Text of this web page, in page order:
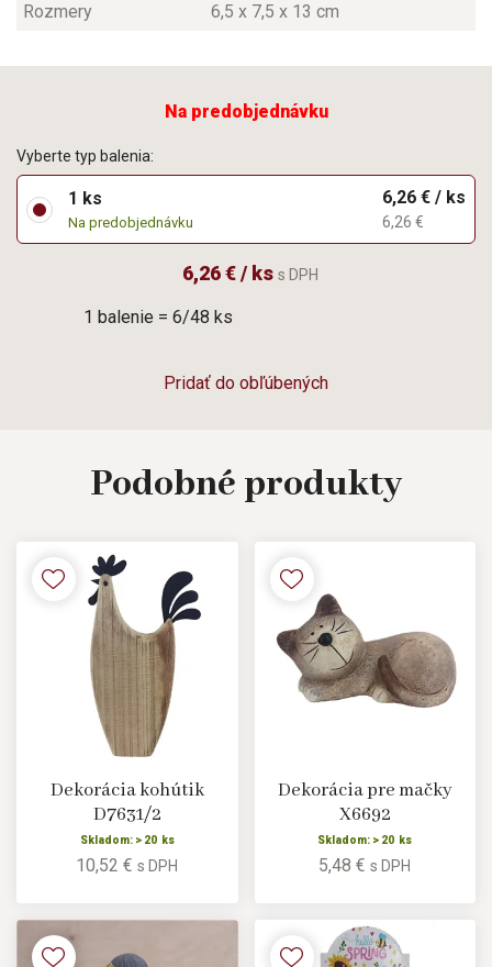
Rozmery
6,5 x 7,5 x 13 cm
Na predobjednávku
1 balenie = 6/48 ks
Pridať do obľúbených
Vyberte typ balenia:
1 ks
Na predobjednávku
6,26 € / ks
6,26 €
6,26 € / ks s DPH
Podobné produkty
Dekorácia kohútik
D7631/2
Skladom: > 20 ks
10,52 €s DPH
Dekorácia pre mačky
X6692
Skladom: > 20 ks
5,48 €s DPH